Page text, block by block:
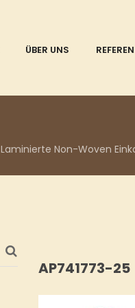
ÜBER UNS
Laminierte Non-Woven
AP741773-25